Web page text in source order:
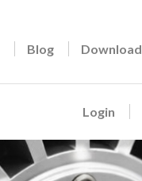
Blog Download
Login